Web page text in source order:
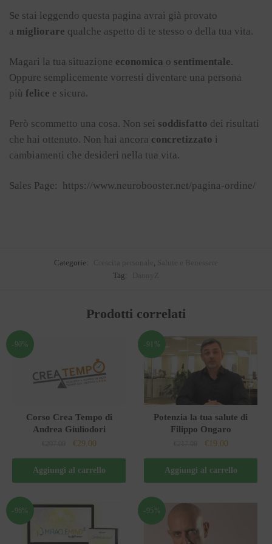
Se stai leggendo questa pagina avrai già provato
a migliorare qualche aspetto di te stesso o della tua vita.
Magari la tua situazione economica o sentimentale.
Oppure semplicemente vorresti diventare una persona
più felice e sicura.
Però scommetto una cosa. Non sei soddisfatto dei risultati
che hai ottenuto. Non hai ancora concretizzato i
cambiamenti che desideri nella tua vita.
Sales Page: https://www.neurobooster.net/pagina-ordine/
Categorie: ,
Tag:
Prodotti correlati
-90%
Corso Crea Tempo di
Andrea Giuliodori
Il
prezzo
originale
era:
€29.00Il
prezzo
attuale
è:
Aggiungi al carrello
-91%
Potenzia la tua salute di
Filippo Ongaro
Il
prezzo
originale
era:
€19.00Il
prezzo
attuale
è:
Aggiungi al carrello
-96% -95%